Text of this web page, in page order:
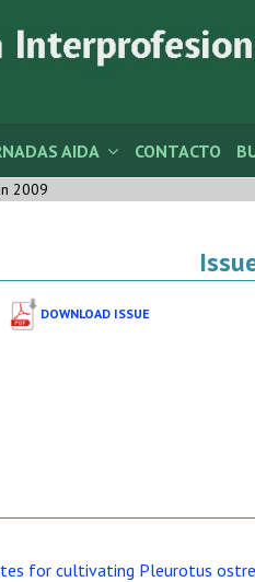
AIDA CONTACTO
2009
DOWNLOAD ISSUE
for cultivating Pleurotus